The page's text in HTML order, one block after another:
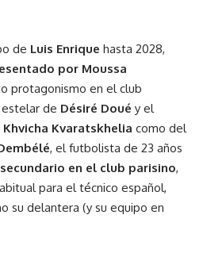
de Luis Enrique hasta 2028,
por Moussa
protagonismo en el club
estelar de Désiré Doué y el
Khvicha Kvaratskhelia como del
, el futbolista de 23 años
en el club parisino,
para el técnico español,
su delantera (y su equipo en